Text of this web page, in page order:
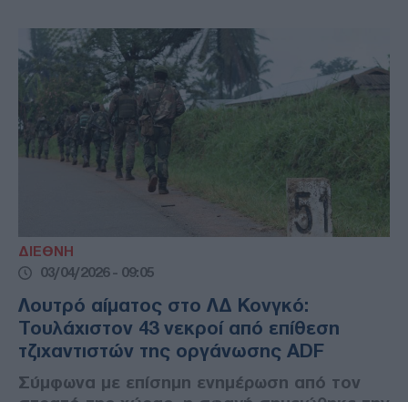
ΔΙΕΘΝΗ
03/04/2026 - 09:05
Λουτρό αίματος στο ΛΔ Κονγκό:
Τουλάχιστον 43 νεκροί από επίθεση
τζιχαντιστών της οργάνωσης ADF
Σύμφωνα με επίσημη ενημέρωση από τον